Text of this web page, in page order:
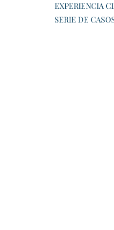
EXPERIENCIA
SERIE DE